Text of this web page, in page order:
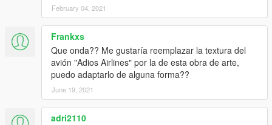
February 04, 2021
Frankxs
Que onda?? Me gustaría reemplazar la textura del
avión "Adios Airlines" por la de esta obra de arte,
puedo adaptarlo de alguna forma??
June 19, 2021
adri2110